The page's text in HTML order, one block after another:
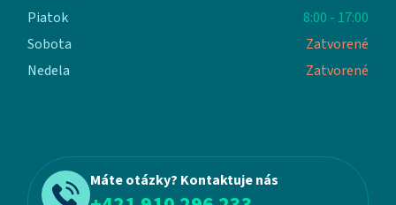
Piatok
8:00 - 17:00
Sobota
Zatvorené
Nedela
Zatvorené
Máte otázky? Kontaktuje nás